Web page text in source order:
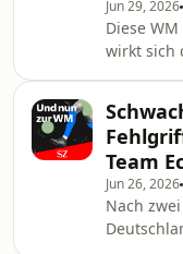
Jun 29, 2026
Diese
wirkt sich
sportliche
K.-o.-
Team
Jun 26, 2026
Nach